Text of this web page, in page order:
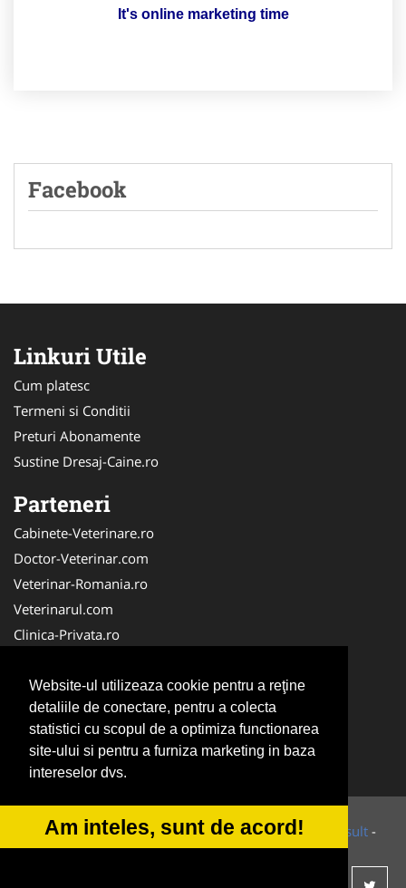
Website-ul utilizeaza cookie pentru a reţine
detaliile de conectare, pentru a colecta
statistici cu scopul de a optimiza functionarea
site-ului si pentru a furniza marketing in baza
intereselor dvs.
Am inteles, sunt de acord!
It's online marketing time
Facebook
Linkuri Utile
Cum platesc
Termeni si Conditii
Preturi Abonamente
Sustine Dresaj-Caine.ro
Parteneri
Cabinete-Veterinare.ro
Doctor-Veterinar.com
Veterinar-Romania.ro
Veterinarul.com
Clinica-Privata.ro
Medic-Bun.com
Dresaj-Caine.ro
NonStopDeschis.ro
SalonFrizerieCanina.com
© 2014-2026 Powered byVilonMedia&Tokaido Consult -
ANPC SOL